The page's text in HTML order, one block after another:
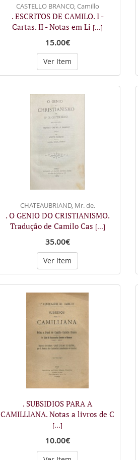
CASTELLO BRANCO, Camillo
. ESCRITOS DE CAMILO. I -
Cartas. II - Notas em Li [...]
15.00€
Ver Item
CHATEAUBRIAND, Mr. de.
. O GENIO DO CRISTIANISMO.
Tradução de Camilo Cas [...]
35.00€
Ver Item
. SUBSIDIOS PARA A
CAMILLIANA. Notas a livros de C
[...]
10.00€